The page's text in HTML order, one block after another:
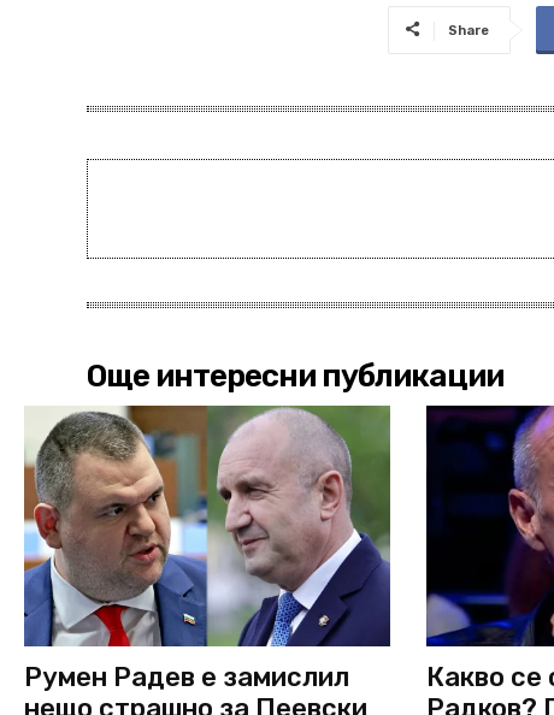
Share
Още интересни публикации
Румен Радев е замислил
Какво се